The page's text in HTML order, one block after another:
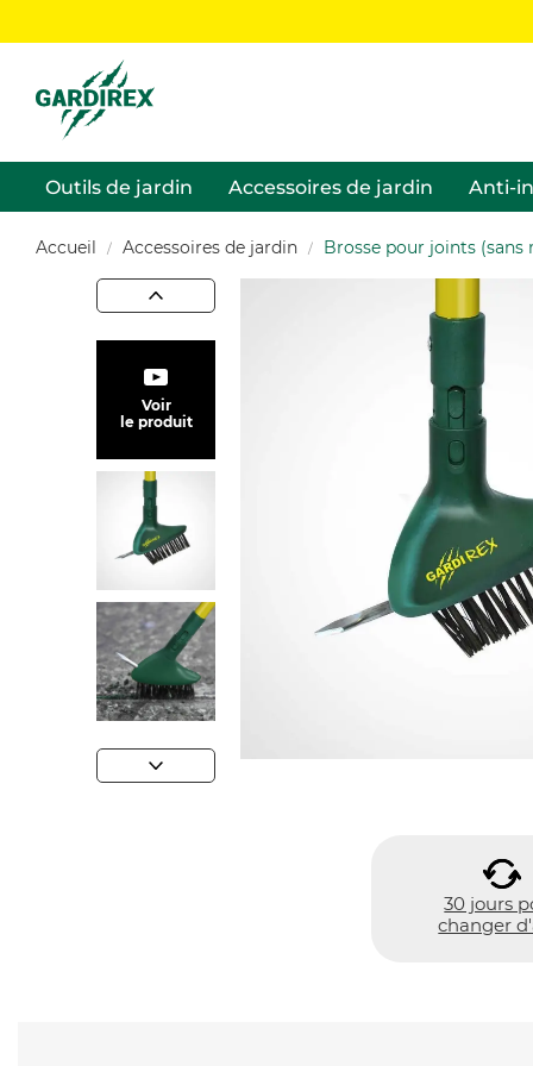
Outils de jardin Accessoires de jardin Anti-
Accueil Accessoires de jardin Brosse pour joints (sans
Voir
le produit
30 jours
changer